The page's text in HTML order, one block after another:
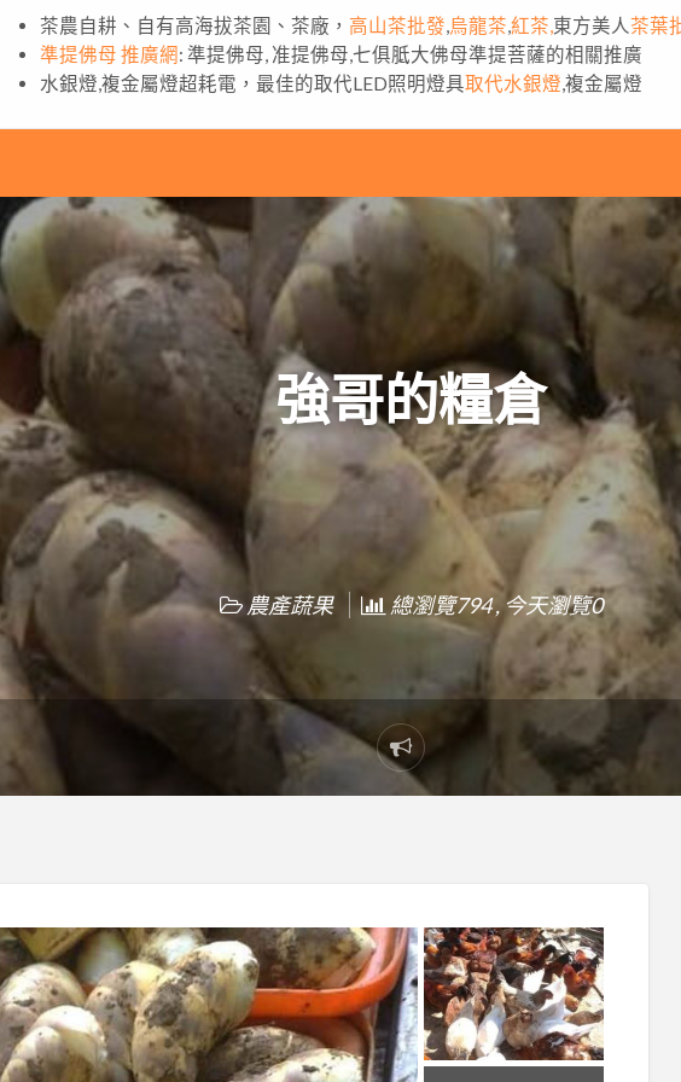
茶農自耕、自有高海拔茶園、茶廠， 高山茶批發 烏龍茶 紅茶, 東方美人 茶葉
準提佛母 推廣網: 準提佛母, 准提佛母,七俱胝大佛母準提菩薩的相關推廣
水銀燈,複金屬燈超耗電，最佳的取代LED照明燈具取代水銀燈 ,複金屬燈
強哥的糧倉
農產蔬果 總瀏覽794 , 今天瀏覽0
Report
problem